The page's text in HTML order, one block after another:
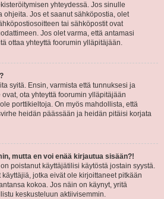
yhteydessä. Jos sinulle
ohjeita. Jos et saanut sähköpostia, olet
tai sähköpostit ovat
Jos olet varma, että antamasi
ottaa yhteyttä foorumin ylläpitäjään.
syitä. Ensin, varmista että tunnuksesi ja
ota yhteyttä foorumin ylläpitäjään
porttikieltoja. On myös mahdollista, että
heidän päässään ja heidän pitäisi korjata
mutta en voi enää kirjautua sisään?!
poistanut käyttäjätilisi käytöstä jostain syystä.
jotka eivät ole kirjoittaneet pitkään
kokoa. Jos näin on käynyt, yritä
keskusteluun aktiivisemmin.